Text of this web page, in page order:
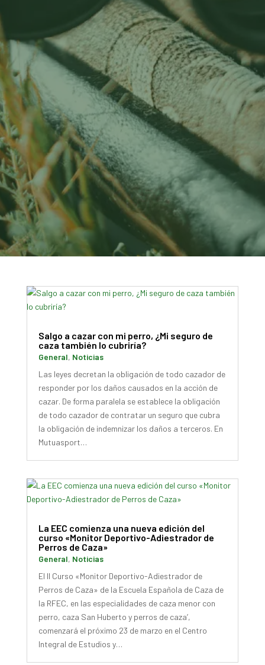
Salgo a cazar con mi perro, ¿Mi seguro de
caza también lo cubriría?
General, Noticias
Las leyes decretan la obligación de todo cazador de
responder por los daños causados en la acción de
cazar. De forma paralela se establece la obligación
de todo cazador de contratar un seguro que cubra
la obligación de indemnizar los daños a terceros. En
Mutuasport…
La EEC comienza una nueva edición del
curso «Monitor Deportivo-Adiestrador de
Perros de Caza»
General, Noticias
El II Curso «Monitor Deportivo-Adiestrador de
Perros de Caza» de la Escuela Española de Caza de
la RFEC, en las especialidades de caza menor con
perro, caza San Huberto y perros de caza’,
comenzará el próximo 23 de marzo en el Centro
Integral de Estudios y…